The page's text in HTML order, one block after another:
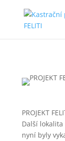
PROJEKT
Další lokalita
nyní byly